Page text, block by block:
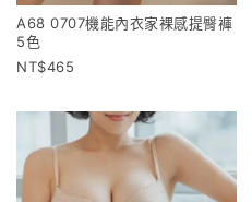
A68 0707機能內衣家裸感提臀褲
5色
465